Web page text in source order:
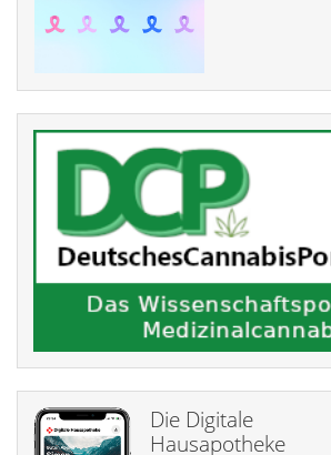
Die Digitale
Hausapotheke